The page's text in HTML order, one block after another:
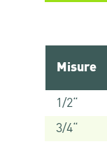
Misure
1/2“
3/4“